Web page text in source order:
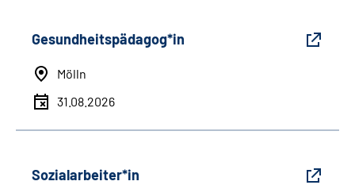
Gesundheitspädagog*in
Mölln
31.08.2026
Sozialarbeiter*in